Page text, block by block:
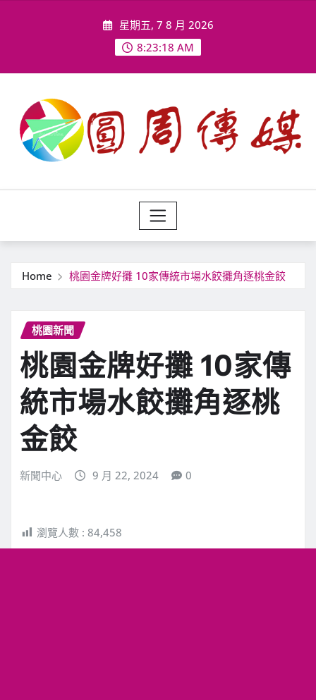
星期五, 7 8 月 2026
8:23:20 AM
Home 桃園金牌好攤 10家傳統市場水餃攤角逐桃金餃
桃園新聞
桃園金牌好攤 10家傳
統市場水餃攤角逐桃
金餃
新聞中心 9 月 22, 2024 0
瀏覽人數 : 84,458